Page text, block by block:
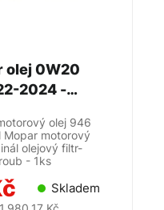
olej 0W20
2024 -
olej 946
Mopar motorový
olejový filtr-
- 1ks
Skladem